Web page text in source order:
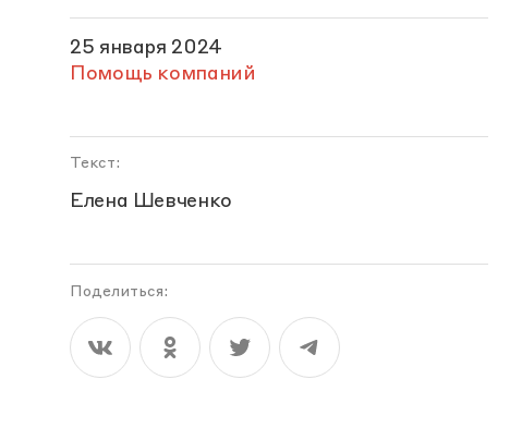
25 января 2024
Помощь компаний
Текст:
Елена Шевченко
Поделиться: